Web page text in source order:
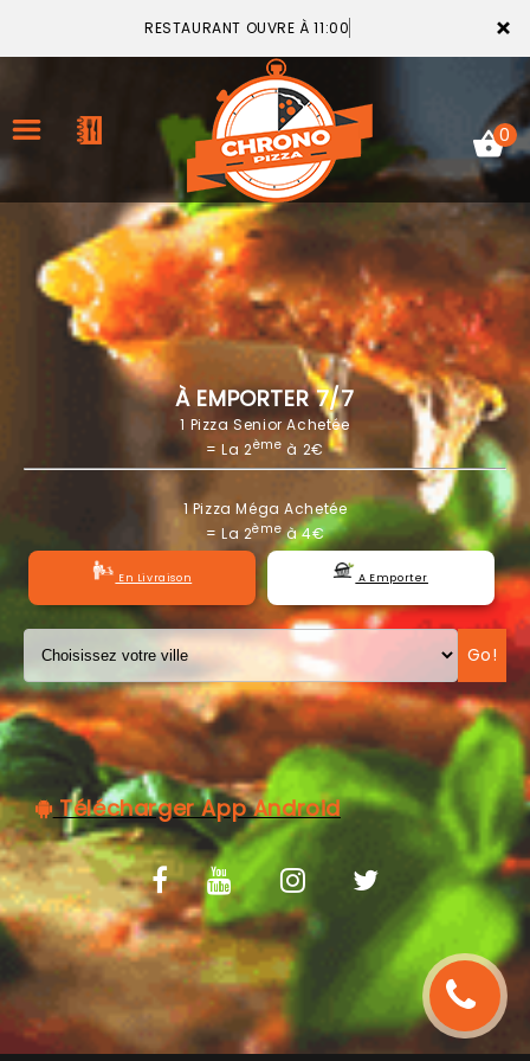
×
RESTAURANT OUVRE À 11:00
ACCUEIL
LA CARTE
VOTRE COMPTE
NOTRE RESTAURANT
VOS AVIS
MENTIONS LÉGALES
0
À EMPORTER 7/7
1 Pizza Senior Achetée
= La 2ème à 2€
1 Pizza Méga Achetée
= La 2èmeà 4€
En Livraison A Emporter
Go!
Télécharger App Android